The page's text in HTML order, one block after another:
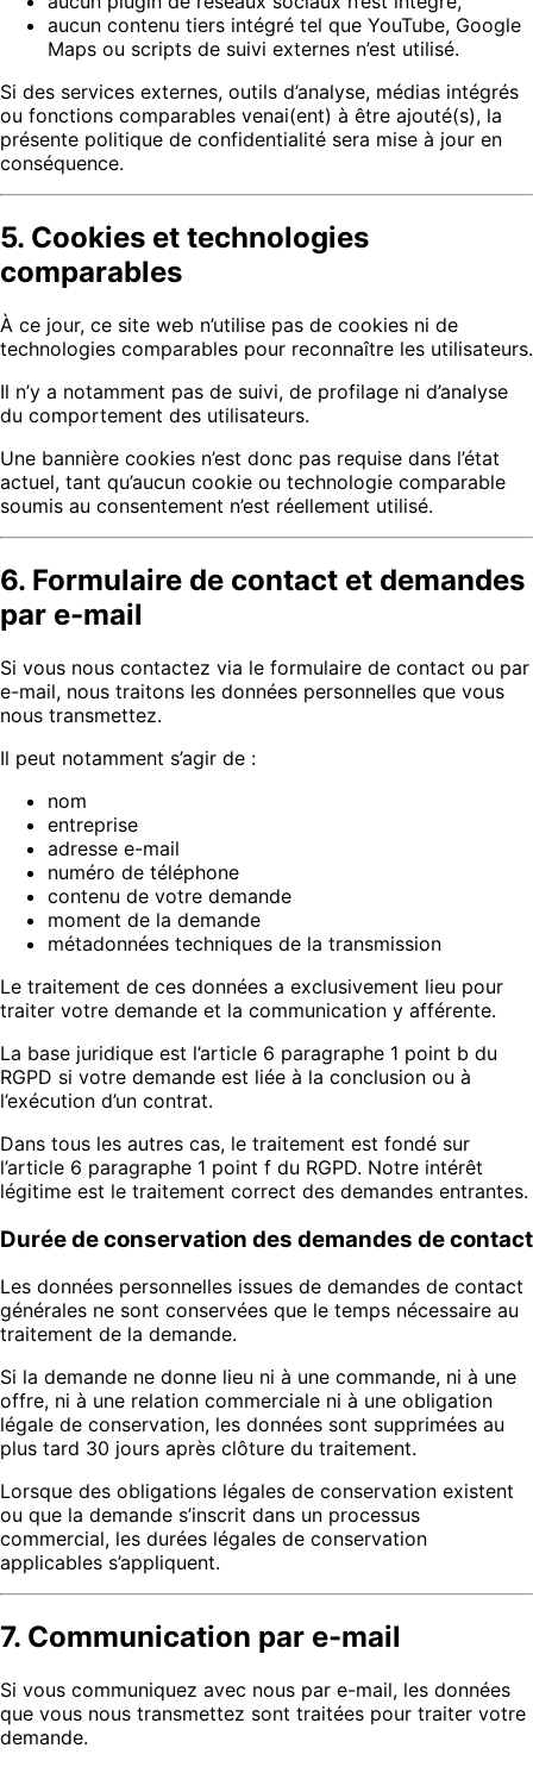
aucun contenu tiers intégré tel que YouTube, Google
Maps ou scripts de suivi externes n’est utilisé.
Si des services externes, outils d’analyse, médias intégrés
ou fonctions comparables venai(ent) à être ajouté(s), la
présente politique de confidentialité sera mise à jour en
conséquence.
5. Cookies et technologies
comparables
À ce jour, ce site web n’utilise pas de cookies ni de
technologies comparables pour reconnaître les utilisateurs.
Il n’y a notamment pas de suivi, de profilage ni d’analyse
du comportement des utilisateurs.
Une bannière cookies n’est donc pas requise dans l’état
actuel, tant qu’aucun cookie ou technologie comparable
soumis au consentement n’est réellement utilisé.
6. Formulaire de contact et demandes
par e-mail
Si vous nous contactez via le formulaire de contact ou par
e-mail, nous traitons les données personnelles que vous
nous transmettez.
Il peut notamment s’agir de :
nom
entreprise
adresse e-mail
numéro de téléphone
contenu de votre demande
moment de la demande
métadonnées techniques de la transmission
Le traitement de ces données a exclusivement lieu pour
traiter votre demande et la communication y afférente.
La base juridique est l’article 6 paragraphe 1 point b du
RGPD si votre demande est liée à la conclusion ou à
l’exécution d’un contrat.
Dans tous les autres cas, le traitement est fondé sur
l’article 6 paragraphe 1 point f du RGPD. Notre intérêt
légitime est le traitement correct des demandes entrantes.
Durée de conservation des demandes de contact
Les données personnelles issues de demandes de contact
générales ne sont conservées que le temps nécessaire au
traitement de la demande.
Si la demande ne donne lieu ni à une commande, ni à une
offre, ni à une relation commerciale ni à une obligation
légale de conservation, les données sont supprimées au
plus tard 30 jours après clôture du traitement.
Lorsque des obligations légales de conservation existent
ou que la demande s’inscrit dans un processus
commercial, les durées légales de conservation
applicables s’appliquent.
7. Communication par e-mail
Si vous communiquez avec nous par e-mail, les données
que vous nous transmettez sont traitées pour traiter votre
demande.